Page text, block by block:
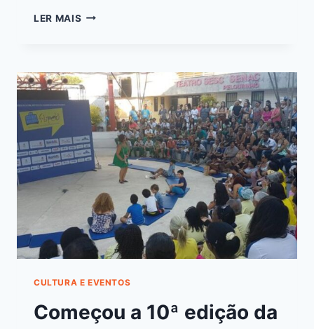
LER MAIS
CULTURA E EVENTOS
Começou a 10ª edição da